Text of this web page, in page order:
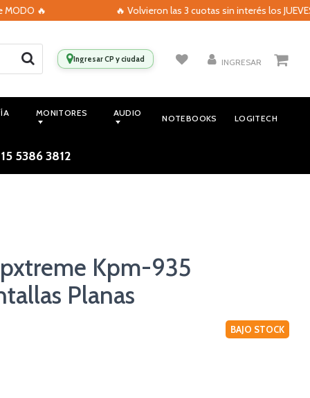
🔥 🔥 Volvieron las 3 cuotas sin interés los JUEVES
Ingresar CP y ciudad INGRESAR
MONITORES AUDIO NOTEBOOKS LOGITECH
5386 3812
Kpm-935
Planas
BAJO STOCK